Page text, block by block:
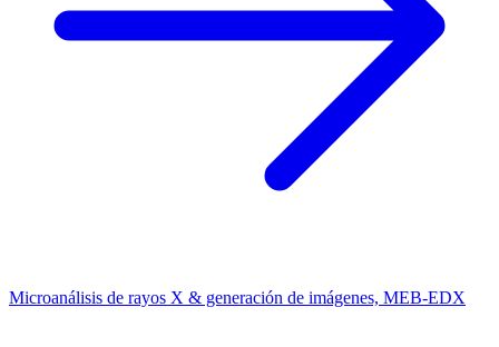
Microanálisis de rayos X & generación de imágenes, MEB-EDX